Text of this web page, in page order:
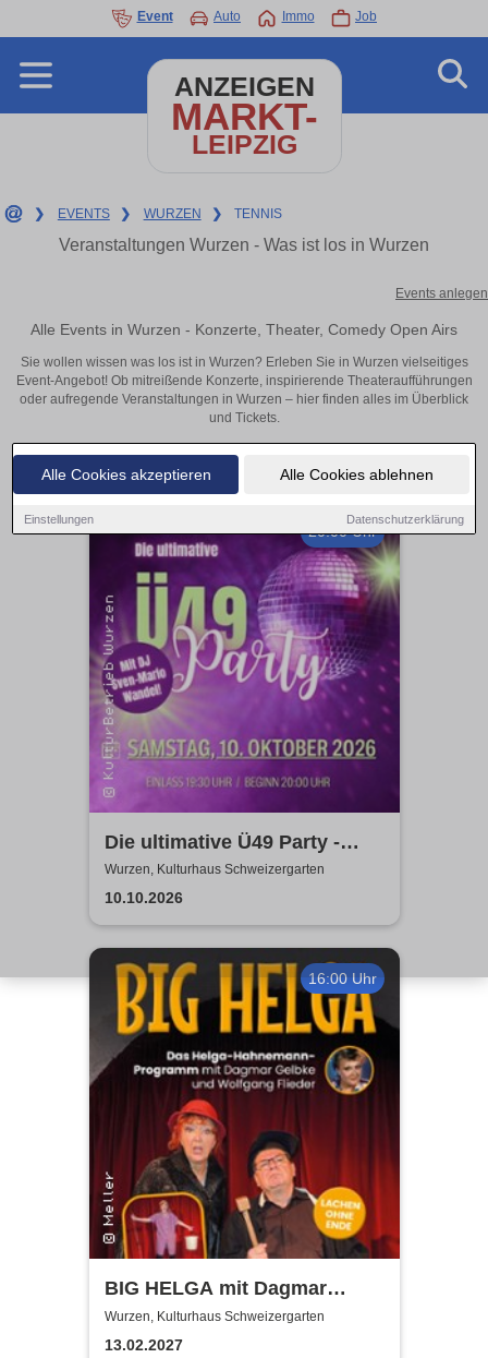
Alle Cookies akzeptieren Alle Cookies ablehnen
Einstellungen Datenschutzerklärung
Event Auto Immo Job
ANZEIGEN
MARKT-
LEIPZIG
❯ EVENTS ❯ WURZEN ❯ TENNIS
Veranstaltungen Wurzen - Was ist los in Wurzen
Events anlegen
Alle Events in Wurzen - Konzerte, Theater, Comedy Open Airs
Sie wollen wissen was los ist in Wurzen? Erleben Sie in Wurzen vielseitiges
Event-Angebot! Ob mitreißende Konzerte, inspirierende Theateraufführungen
oder aufregende Veranstaltungen in Wurzen – hier finden alles im Überblick
und Tickets.
20:00 Uhr
Die ultimative Ü49 Party -
Kulturhaus Schweizergarten
Wurzen, Kulturhaus Schweizergarten
10.10.2026
16:00 Uhr
BIG HELGA mit Dagmar
Gelbke & Wolfgang Fliedler
Wurzen, Kulturhaus Schweizergarten
13.02.2027